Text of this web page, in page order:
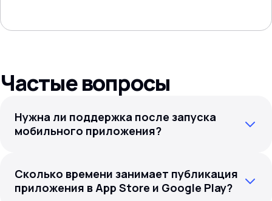
Частые вопросы
Нужна ли поддержка после запуска
мобильного приложения?
Сколько времени занимает публикация
приложения в App Store и Google Play?